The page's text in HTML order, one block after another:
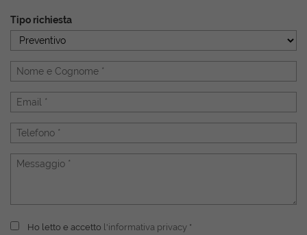
Tipo richiesta
Ho letto e accetto l'informativa privacy *